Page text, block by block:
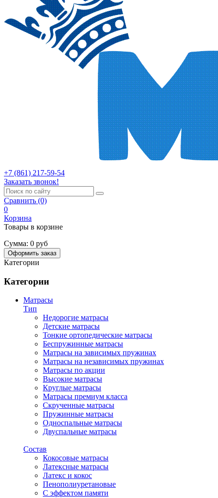
+7 (861) 217-59-54
Заказать звонок!
Сравнить (0)
0
Корзина
Товары в корзине
Сумма: 0 руб
Оформить заказ
Категории
Категории
Матрасы
Тип
Недорогие матрасы
Детские матрасы
Тонкие ортопедические матрасы
Беспружинные матрасы
Матрасы на зависимых пружинах
Матрасы на независимых пружинах
Матрасы по акции
Высокие матрасы
Круглые матрасы
Матрасы премиум класса
Скрученные матрасы
Пружинные матрасы
Односпальные матрасы
Двуспальные матрасы
Состав
Кокосовые матрасы
Латексные матрасы
Латекс и кокос
Пенополиуретановые
С эффектом памяти